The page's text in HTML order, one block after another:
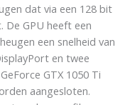
dat via een 128 bit
GPU heeft een
een snelheid van
en twee
GTX 1050 Ti
aangesloten.